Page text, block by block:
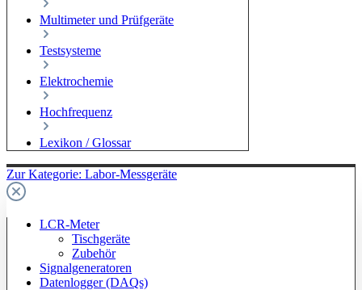
Multimeter und Prüfgeräte
Testsysteme
Elektrochemie
Hochfrequenz
Lexikon / Glossar
Zur Kategorie: Labor-Messgeräte
LCR-Meter
Tischgeräte
Zubehör
Signalgeneratoren
Datenlogger (DAQs)